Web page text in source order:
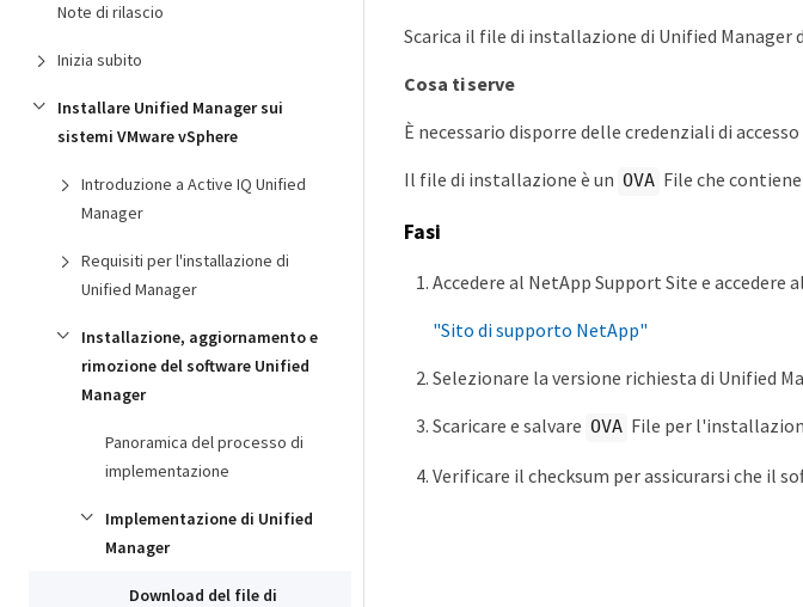
Note di rilascio
Inizia subito
Installare Unified Manager sui
sistemi VMware vSphere
Introduzione a Active IQ Unified
Manager
Requisiti per l'installazione di
Unified Manager
Installazione, aggiornamento e
rimozione del software Unified
Manager
Panoramica del processo di
implementazione
Implementazione di Unified
Manager
Download del file di
Scarica il file di installazione di Unified
Cosa ti serve
È necessario disporre delle credenziali di
Il file di installazione è un OVA File che
Fasi
Accedere al NetApp Support Site e accedere
"Sito di supporto NetApp"
Selezionare la versione richiesta di Unified
Scaricare e salvare OVA File per
Verificare il checksum per assicurarsi che il